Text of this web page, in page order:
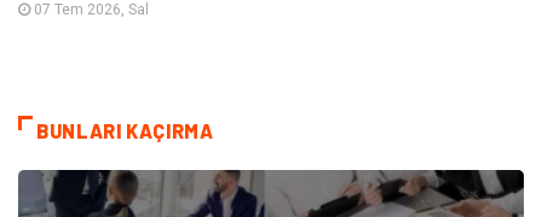
07 Tem 2026, Sal
BUNLARI KAÇIRMA